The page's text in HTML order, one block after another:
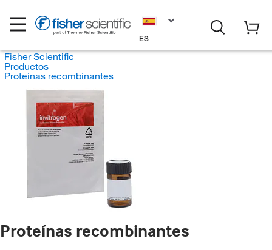
ES
Fisher Scientific
Productos
Proteínas recombinantes
Proteínas recombinantes